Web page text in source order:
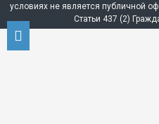
условиях не является публичной
Статьи 437 (2)